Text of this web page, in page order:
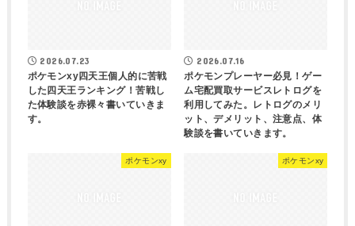
2026.07.23
ポケモンxy四天王個人的に苦戦
した四天王ランキング！苦戦し
た体験談を赤裸々書いていきま
す。
2026.07.16
ポケモンプレーヤー必見！ゲー
ム宅配買取サービスレトログを
利用してみた。レトログのメリ
ット、デメリット、注意点、体
験談を書いていきます。
ポケモンxy ポケモンxy